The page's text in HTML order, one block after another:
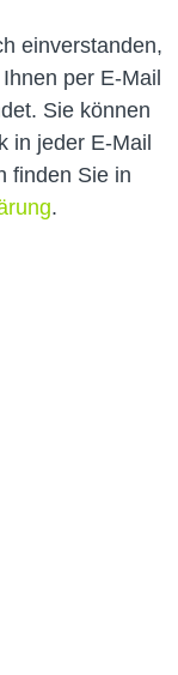
einverstanden,
per E-Mail
Sie können
in jeder E-Mail
finden Sie in
.